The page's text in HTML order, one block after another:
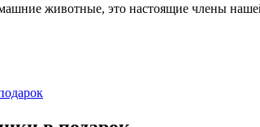
животные, это настоящие члены